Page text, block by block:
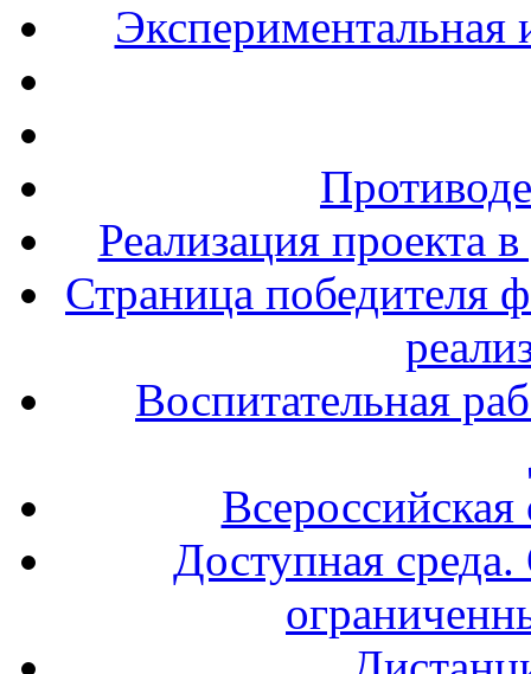
Экспериментальная
Реализация проекта
Страница победителя
Воспитательная
Доступная